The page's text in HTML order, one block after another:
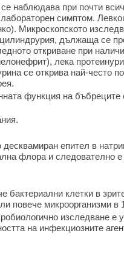
наблюдава при почти
симптом.
Микроскопското
дължаща се
откриване при
лека
се открива най-често
функция на
епител в
флора и следователно
бактериални клетки в
повече микроорганизми в
изследване е
на инфекциозните